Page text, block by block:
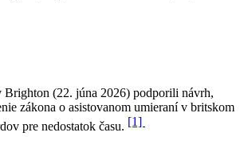
(22. júna 2026) podporili návrh,
zákona o asistovanom umieraní v britskom
pre nedostatok času. [1]